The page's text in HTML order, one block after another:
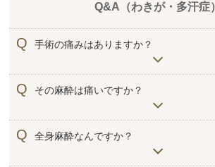
Q&A（わきが・多汗症）
手術の痛みはありますか？
麻酔を使用しますので、痛みもほとんど
その麻酔は痛いですか？
チクっとするくらいですので、御安心くだ
全身麻酔なんですか？